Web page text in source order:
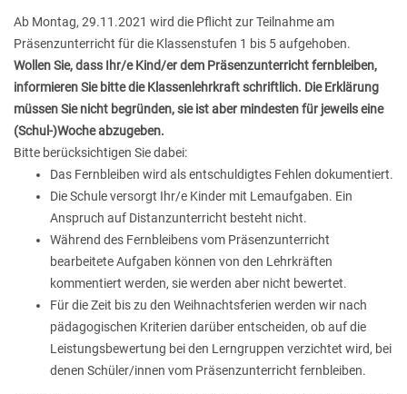
Ab Montag, 29.11.2021 wird die Pflicht zur Teilnahme am
Präsenzunterricht für die Klassenstufen 1 bis 5 aufgehoben.
Wollen Sie, dass Ihr/e Kind/er dem Präsenzunterricht fernbleiben,
informieren Sie bitte die Klassenlehrkraft schriftlich. Die Erklärung
müssen Sie nicht begründen, sie ist aber mindesten für jeweils eine
(Schul-)Woche abzugeben.
Bitte berücksichtigen Sie dabei:
Das Fernbleiben wird als entschuldigtes Fehlen dokumentiert.
Die Schule versorgt Ihr/e Kinder mit Lemaufgaben. Ein
Anspruch auf Distanzunterricht besteht nicht.
Während des Fernbleibens vom Präsenzunterricht
bearbeitete Aufgaben können von den Lehrkräften
kommentiert werden, sie werden aber nicht bewertet.
Für die Zeit bis zu den Weihnachtsferien werden wir nach
pädagogischen Kriterien darüber entscheiden, ob auf die
Leistungsbewertung bei den Lerngruppen verzichtet wird, bei
denen Schüler/innen vom Präsenzunterricht fernbleiben.